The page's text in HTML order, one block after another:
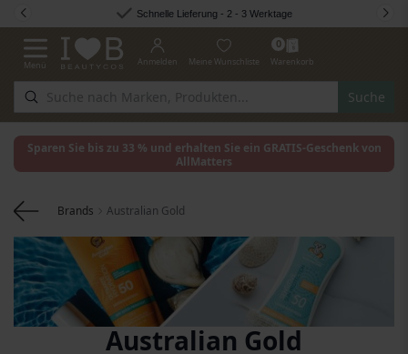
Zum Inhalt springen Schnelle Lieferung - 2 - 3 Werktage
Navigation umschalten
Menü
Suche
Anmelden Meine Wunschliste
0
Warenkorb
Sparen Sie bis zu 33 % und erhalten Sie ein GRATIS-Geschenk von
AllMatters
Brands Australian Gold
Australian Gold